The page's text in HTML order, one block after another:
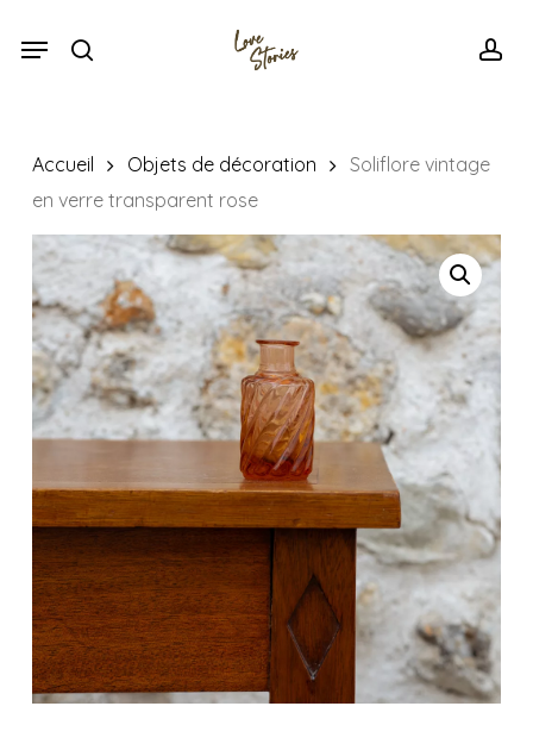
search
Menu
Accueil Objets de décoration
Soliflore vintage
en verre transparent rose